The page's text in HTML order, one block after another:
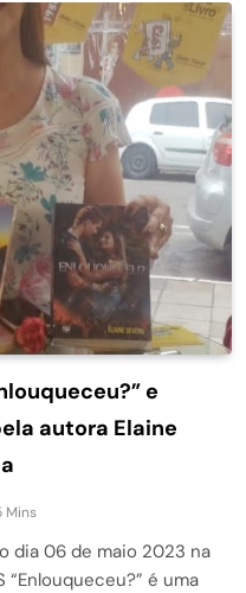
e
autora Elaine
Mins
dia 06 de maio 2023 na
“Enlouqueceu?” é uma